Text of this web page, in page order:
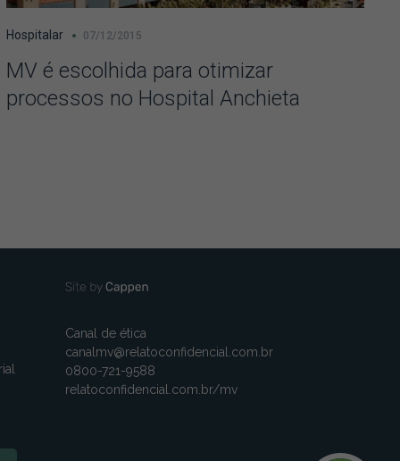
Hospitalar 07/12/2015
MV é escolhida para otimizar
processos no Hospital Anchieta
Canal de ética
canalmv@relatoconfidencial.com.br
0800-721-9588
relatoconfidencial.com.br/mv